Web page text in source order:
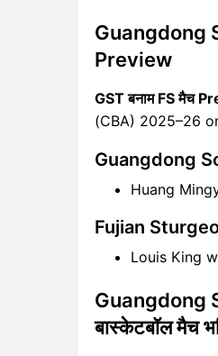
Guangdong
Preview
GST बनाम FS मैच
(CBA) 2025–26
Guangdong
Huang
Fujian
Louis King
Guangdong
बास्केटबॉल मैच